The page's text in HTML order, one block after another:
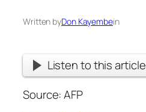
Written byDon Kayembein
Listen to this article
Source: AFP